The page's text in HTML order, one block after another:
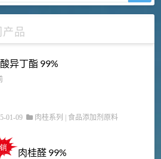
产品
异丁酯 99%
01-09 肉桂系列 食品添加剂原料
肉桂醛 99%